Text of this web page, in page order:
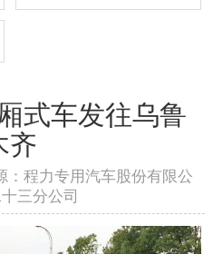
式车发往乌鲁
齐
程力专用汽车股份有限公
三分公司